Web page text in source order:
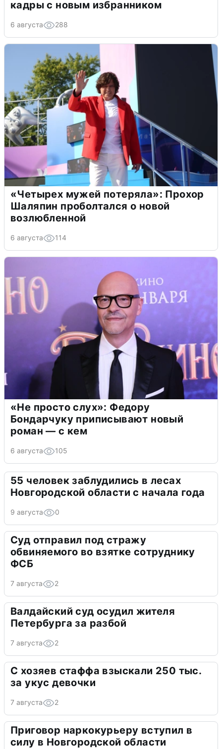
кадры с новым избранником
6 августа 288
«Четырех мужей потеряла»: Прохор
Шаляпин проболтался о новой
возлюбленной
6 августа 114
«Не просто слух»: Федору
Бондарчуку приписывают новый
роман — с кем
6 августа 105
55 человек заблудились в лесах
Новгородской области с начала года
9 августа 0
Суд отправил под стражу
обвиняемого во взятке сотруднику
ФСБ
7 августа 2
Валдайский суд осудил жителя
Петербурга за разбой
7 августа 2
С хозяев стаффа взыскали 250 тыс.
за укус девочки
7 августа 2
Приговор наркокурьеру вступил в
силу в Новгородской области